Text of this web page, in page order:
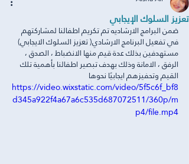
تعزيز السلوك الإيجابي
ضمن البرامج الارشاديه تم تكريم اطفالنا لمشاركتهم
في تفعيل البرنامج الارشادي( تعزيز السلوك الايجابي)
مستهدفين بذلك عدة قيم منها الانضباط ، الصدق ،
الرفق ، الامانة وذلك بهدف تبصير اطفالنا بأهمية تلك
القيم وتحفيزهم ايجابيًا نحوها
https://video.wixstatic.com/video/5f5c6f_bf8
d345a922f4a67a6c535d687072511/360p/m
p4/file.mp4